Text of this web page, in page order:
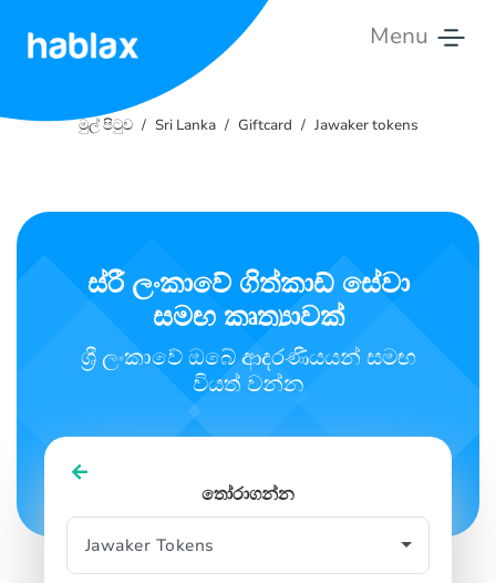
Menu
කරන්න
SIGN INSIGN UP
මුල් පිටුව Sri Lanka Giftcard Jawaker tokens
ස්රී ලංකාවේ ගිත්කාඩ් සේවා
සමඟ කෘත්‍යාවක්
ශ්‍රී ලංකාවේ ඔබේ ආදරණීයයන් සමඟ
වියත් වන්න
තෝරාගන්න